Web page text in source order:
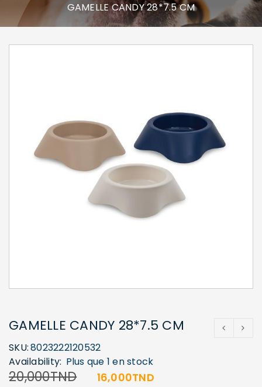
GAMELLE CANDY 28*7.5 CM
GAMELLE CANDY 28*7.5 CM
SKU:8023222120532
Availability: Plus que 1 en stock
20,000TND 16,000TND